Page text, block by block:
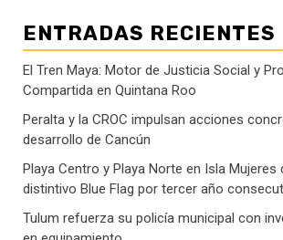
ENTRADAS RECIENTES
El Tren Maya: Motor de Justicia Social y
Compartida en Quintana Roo
Peralta y la CROC impulsan acciones
desarrollo de Cancún
Playa Centro y Playa Norte en Isla Mujeres
distintivo Blue Flag por tercer año
Tulum refuerza su policía municipal con